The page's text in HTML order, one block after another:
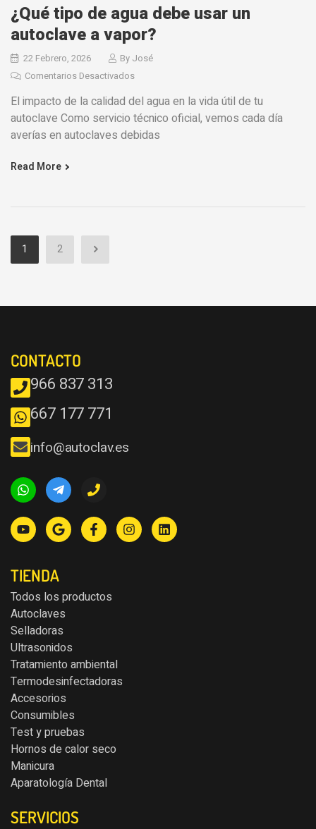
¿Qué tipo de agua debe usar un
autoclave a vapor?
22 Febrero, 2026 By José
Comentarios Desactivados
El impacto de la calidad del agua en la vida útil de tu
autoclave Como servicio técnico oficial, vemos cada día
averías en autoclaves debidas
Read More
1 2
CONTACTO
966 837 313
667 177 771
info@autoclav.es
TIENDA
Todos los productos
Autoclaves
Selladoras
Ultrasonidos
Tratamiento ambiental
Termodesinfectadoras
Accesorios
Consumibles
Test y pruebas
Hornos de calor seco
Manicura
Aparatología Dental
SERVICIOS